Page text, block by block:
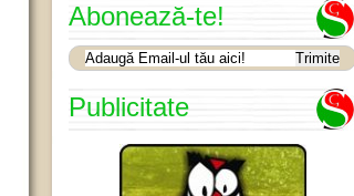
Abonează-te!
Publicitate